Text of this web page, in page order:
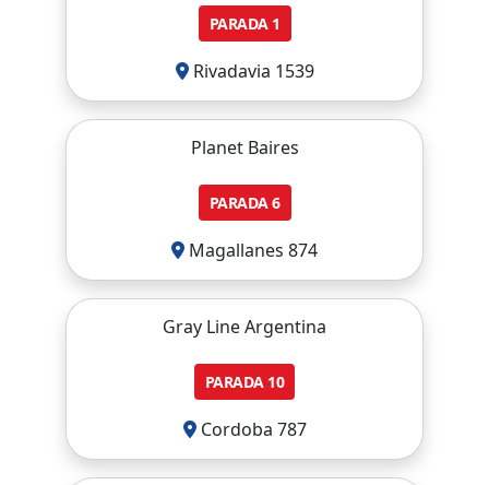
PARADA1
Rivadavia 1539
Planet Baires
PARADA6
Magallanes 874
Gray Line Argentina
PARADA10
Cordoba 787